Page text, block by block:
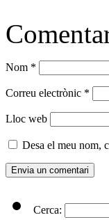
Nom *
Correu electrònic *
Lloc web
Desa el meu nom,
Cerca: